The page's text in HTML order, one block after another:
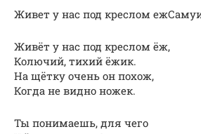
Живет у нас под креслом
Живёт у нас под креслом ёж,
Колючий, тихий ёжик.
На щётку очень он похож,
Когда не видно ножек.
Ты понимаешь, для чего